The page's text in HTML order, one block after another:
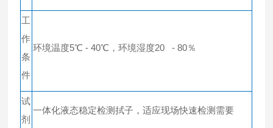
工
作
条
件
环境温度5℃ - 40℃，环境湿度20 - 80％
试
剂
一体化液态稳定检测拭子，适应现场快速检测需要